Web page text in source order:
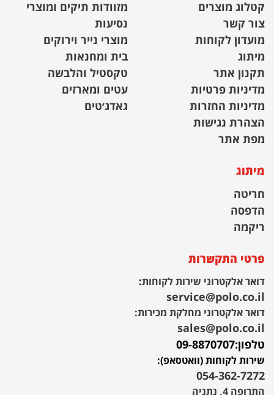
קטלוג מוצרים
צור קשר
מועדון לקוחות
מיתוג
תקנון אתר
מדיניות פרטיות
מדיניות החזרות
הצהרת נגישות
מפת אתר
מזוודות תיקים ומוצרי
נסיעות
מוצרי נייר וירוקים
בית ומחנאות
טקסטיל והלבשה
עטים ומארזים
גאדג׳טים
מיתוג
חריטה
הדפסה
ריקמה
פרטי התקשרות
דואר אלקטרוני שירות לקוחות:
service@polo.co.il
דואר אלקטרוני מחלקת מכירות:
sales@polo.co.il
טלפון:09-8870707
שירות לקוחות (וואטסאפ):
054-362-7272
התרופה 4, נתניה